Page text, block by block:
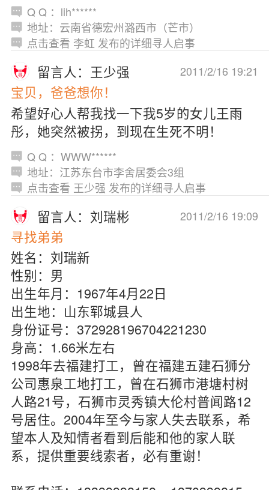
Q Q ：lih******
地址：云南省德宏州潞西市（芒市）
点击查看 李虹 发布的详细寻人启事
2011/2/16 19:21
留言人：王少强
宝贝，爸爸想你！
希望好心人帮我找一下我5岁的女儿王雨
彤，她突然被拐，到现在生死不明！
Q Q ：WWW******
地址：江苏东台市李舍居委会3组
点击查看 王少强 发布的详细寻人启事
2011/2/16 19:09
留言人：刘瑞彬
寻找弟弟
姓名：刘瑞新
性别：男
出生年月：1967年4月22日
出生地：山东郓城县人
身份证号：372928196704221230
身高：1.66米左右
1998年去福建打工，曾在福建五建石狮分
公司惠泉工地打工，曾在石狮市港塘村树
人路21号，石狮市灵秀镇大伦村普闻路12
号居住。2004年至今与家人失去联系，希
望本人及知情者看到后能和他的家人联
系，提供重要线索者，必有重谢！